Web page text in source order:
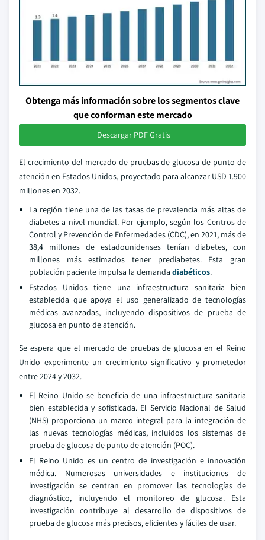
Obtenga más información sobre los segmentos clave
que conforman este mercado
Descargar PDF Gratis
El crecimiento del mercado de pruebas de glucosa de punto de
atención en Estados Unidos, proyectado para alcanzar USD 1.900
millones en 2032.
La región tiene una de las tasas de prevalencia más altas de
diabetes a nivel mundial. Por ejemplo, según los Centros de
Control y Prevención de Enfermedades (CDC), en 2021, más de
38,4 millones de estadounidenses tenían diabetes, con
millones más estimados tener prediabetes. Esta gran
población paciente impulsa la demanda diabéticos.
Estados Unidos tiene una infraestructura sanitaria bien
establecida que apoya el uso generalizado de tecnologías
médicas avanzadas, incluyendo dispositivos de prueba de
glucosa en punto de atención.
Se espera que el mercado de pruebas de glucosa en el Reino
Unido experimente un crecimiento significativo y prometedor
entre 2024 y 2032.
El Reino Unido se beneficia de una infraestructura sanitaria
bien establecida y sofisticada. El Servicio Nacional de Salud
(NHS) proporciona un marco integral para la integración de
las nuevas tecnologías médicas, incluidos los sistemas de
prueba de glucosa de punto de atención (POC).
El Reino Unido es un centro de investigación e innovación
médica. Numerosas universidades e instituciones de
investigación se centran en promover las tecnologías de
diagnóstico, incluyendo el monitoreo de glucosa. Esta
investigación contribuye al desarrollo de dispositivos de
prueba de glucosa más precisos, eficientes y fáciles de usar.